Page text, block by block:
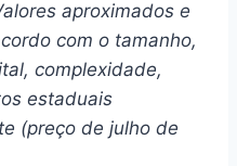
aproximados e
com o tamanho,
complexidade,
estaduais
(preço de julho de